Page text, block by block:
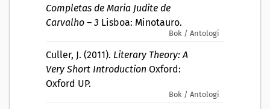
Completas de Maria Judite de
Carvalho – 3 Lisboa: Minotauro.
Bok / Antologi
Culler, J. (2011). Literary Theory: A
Very Short Introduction Oxford:
Oxford UP.
Bok / Antologi